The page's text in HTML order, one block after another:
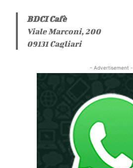
BDCI Cafè
Viale Marconi, 200
09131 Cagliari
- Advertisement -